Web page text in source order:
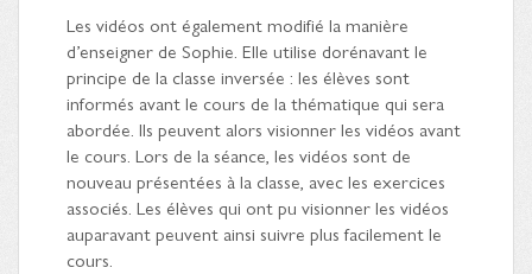
Les vidéos ont également modifié la manière
d’enseigner de Sophie. Elle utilise dorénavant le
principe de la classe inversée : les élèves sont
informés avant le cours de la thématique qui sera
abordée. Ils peuvent alors visionner les vidéos avant
le cours. Lors de la séance, les vidéos sont de
nouveau présentées à la classe, avec les exercices
associés. Les élèves qui ont pu visionner les vidéos
auparavant peuvent ainsi suivre plus facilement le
cours.